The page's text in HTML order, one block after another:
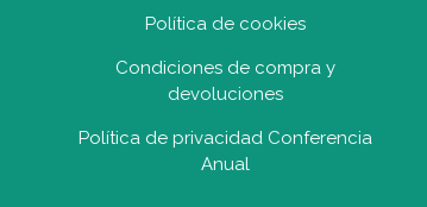
Política de cookies
Condiciones de compra y
devoluciones
Política de privacidad Conferencia
Anual